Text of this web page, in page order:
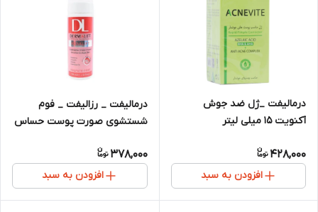
درمالیفت _ژل ضد جوش
آکنویت 15 میلی لیتر
428,000
افزودن به سبد
درمالیفت _ رزالیفت _ فوم
شستشوی صورت پوست حساس
378,000
افزودن به سبد